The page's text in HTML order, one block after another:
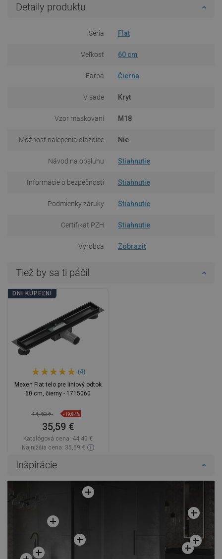
Detaily produktu
Séria Flat
Veľkosť 60 cm
Farba Čierna
V sade Kryt
Vzor maskovaní M18
Možnosť nalepenia dlaždice Nie
Návod na obsluhu Stiahnutie
Informácie o bezpečnosti Stiahnutie
Podmienky záruky Stiahnutie
Certifikát PZH Stiahnutie
Výrobca Zobraziť
Tiež by sa ti páčil
DNI KÚPEĽNÍ
(4)
Mexen Flat telo pre líniový odtok
60 cm, čierny - 1715060
44,40 € -19,84%
35,59 €
Katalógová cena: 44,40 €
Najnižšia cena: 35,59 €
Obľúbené
Inšpirácie